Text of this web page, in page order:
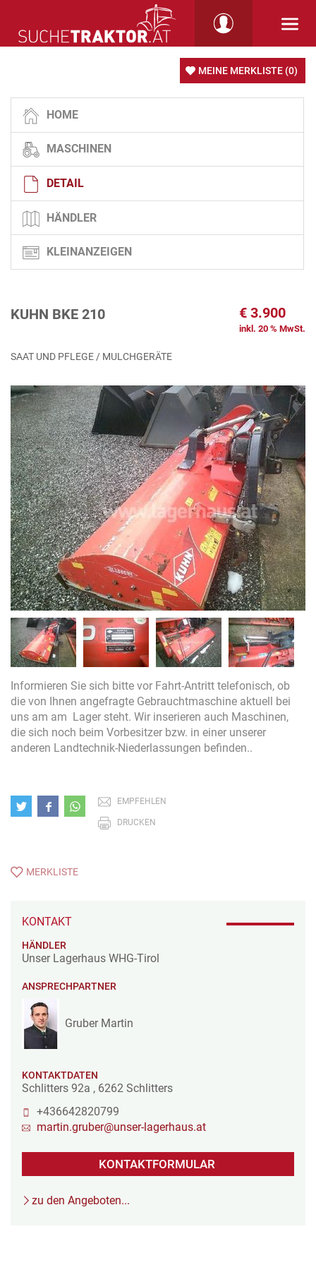
MEINE MERKLISTE (0)
HOME
MASCHINEN
DETAIL
HÄNDLER
KLEINANZEIGEN
KUHN BKE 210 € 3.900
inkl. 20 % MwSt.
SAAT UND PFLEGE / MULCHGERÄTE
Informieren Sie sich bitte vor Fahrt-Antritt telefonisch, ob
die von Ihnen angefragte Gebrauchtmaschine aktuell bei
uns am am Lager steht. Wir inserieren auch Maschinen,
die sich noch beim Vorbesitzer bzw. in einer unserer
anderen Landtechnik-Niederlassungen befinden..
EMPFEHLEN
DRUCKEN
MERKLISTE
KONTAKT
HÄNDLER
Unser Lagerhaus WHG-Tirol
ANSPRECHPARTNER
Gruber Martin
KONTAKTDATEN
Schlitters 92a , 6262 Schlitters
+436642820799
martin.gruber@unser-lagerhaus.at
KONTAKTFORMULAR
zu den Angeboten...